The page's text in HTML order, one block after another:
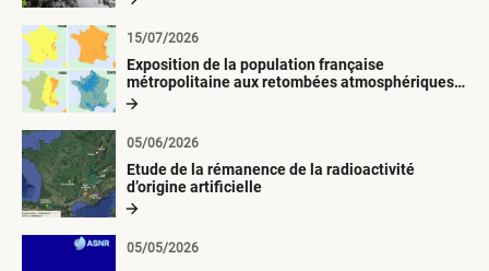
Exposition de la population française
métropolitaine aux retombées atmosphériques
radioactives depuis 1945
15/07/2026
Etude de la rémanence de la radioactivité
d’origine artificielle
05/06/2026
05/05/2026